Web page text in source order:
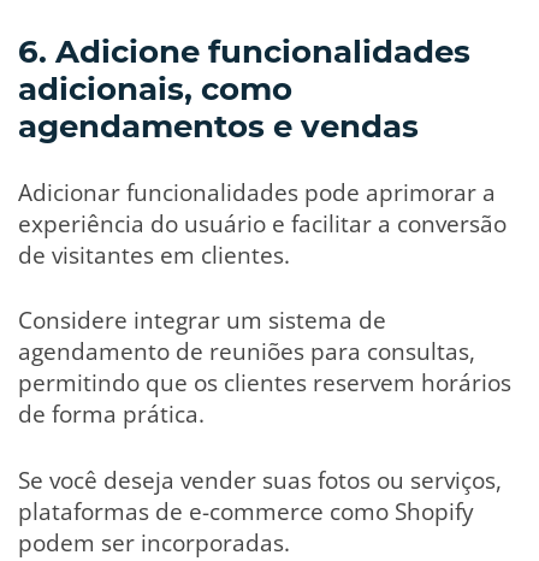
6. Adicione funcionalidades
adicionais, como
agendamentos e vendas
Adicionar funcionalidades pode aprimorar a
experiência do usuário e facilitar a conversão
de visitantes em clientes.
Considere integrar um sistema de
agendamento de reuniões para consultas,
permitindo que os clientes reservem horários
de forma prática.
Se você deseja vender suas fotos ou serviços,
plataformas de e-commerce como Shopify
podem ser incorporadas.